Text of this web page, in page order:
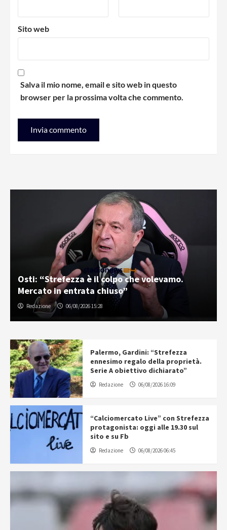
Sito web
Salva il mio nome, email e sito web in questo
browser per la prossima volta che commento.
Osti: “Strefezza è il colpo che volevamo.
Mercato in entrata chiuso”
Redazione 06/08/2026 15:28
Palermo, Gardini: “Strefezza
ennesimo regalo della proprietà.
Serie A obiettivo dichiarato”
Redazione 06/08/2026 16:09
“Calciomercato Live” con Strefezza
protagonista: oggi alle 19.30 sul
sito e su Fb
Redazione 06/08/2026 06:45